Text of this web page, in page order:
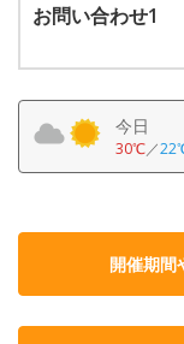
お問い合わせ1
今日
30℃／
開催期間